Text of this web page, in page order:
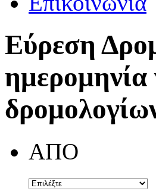
Εύρεση
ημερομηνία
ΑΠΟ